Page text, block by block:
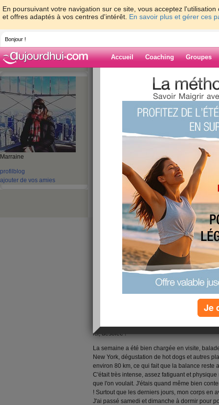
En poursuivant votre navigation sur ce site, vous acceptez
et offres adaptés à vos centres d'intérêt. En savoir plus et gérer ces
Bonjour !
Accueil Coaching Groupes
Marraine
profil blog
ajouter de vos amies
> Wild-Honey17 > De
Blog de Wild-
De retour de
Les vacances sont passées bien trop vite et il
ici, désolée !
La semaine a été bien chargée en visite,
New York, dégustation de hot dogs et autres
environ 80 km, ce qui fait que la balance reste
C'était très intense, assez fatiguant et
que l'on voulait. J'étais quand même bien
! Surtout que les derniers jours, mon corps en
J'ai passé samedi et dimanche à dormir pour
Je